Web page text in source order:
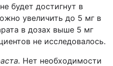
будет достигнут в
увеличить до 5 мг в
в дозах выше 5 мг
не исследовалось.
Нет необходимости